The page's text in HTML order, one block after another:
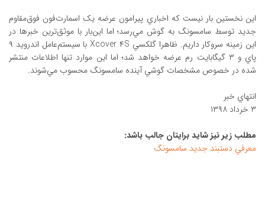
اين نخستين بار نيست که اخباري پيرامون عرضه يک اسمارت‌فون فوق‌مقاوم
جديد توسط سامسونگ به گوش مي‌رسد؛ اما اين‌بار با موثق‌ترين خبرها در
اين زمينه سروکار داريم. ظاهرا گلکسي Xcover ۴S با سيستم‌عامل اندرويد ۹
پاي و ۳ گيگابايت رم عرضه خواهد شد؛ اما اين موارد تنها اطلاعات منتشر
شده در خصوص مشخصات گوشي آينده سامسونگ محسوب مي‌شوند.
انتهاي خبر
۳ خرداد ۱۳۹۸
مطلب زير نيز شايد برايتان جالب باشد:
معرفي دستبند جديد سامسونگ